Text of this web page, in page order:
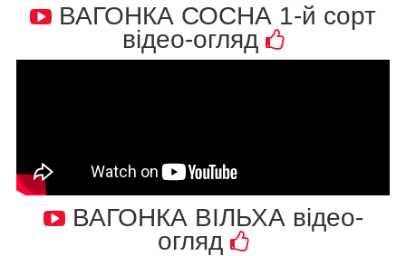
ВАГОНКА СОСНА 1-й сорт
відео-огляд
ВАГОНКА ВІЛЬХА відео-
огляд